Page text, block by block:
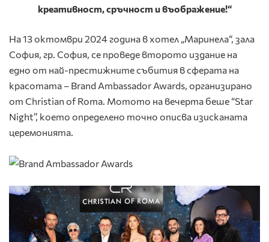
креативност, сръчност и въображение!“
На 13 октомври 2024 година в хотел „Маринела“, зала
София, гр. София, се проведе второто издание на
едно от най-престижните събития в сферата на
красотата – Brand Ambassador Awards, организирано
от Christian of Roma. Мотото на вечерта беше “Star
Night”, което определено точно описва изисканата
церемонията.